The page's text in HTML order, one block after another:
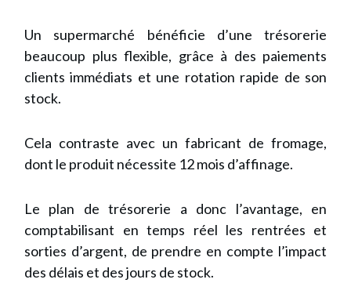
Un supermarché bénéficie d’une trésorerie
beaucoup plus flexible, grâce à des paiements
clients immédiats et une rotation rapide de son
stock.
Cela contraste avec un fabricant de fromage,
dont le produit nécessite 12 mois d’affinage.
Le plan de trésorerie a donc l’avantage, en
comptabilisant en temps réel les rentrées et
sorties d’argent, de prendre en compte l’impact
des délais et des jours de stock.